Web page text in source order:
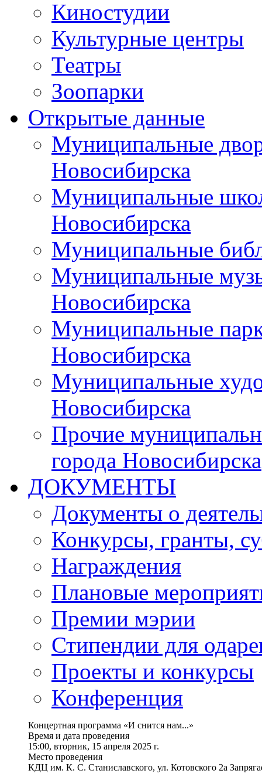
Киностудии
Культурные центры
Театры
Зоопарки
Открытые данные
Муниципальные
Новосибирска
Муниципальные
Новосибирска
Муниципальные
Муниципальные
Новосибирска
Муниципальные
Новосибирска
Муниципальные
Новосибирска
Прочие
города Новосибирска
ДОКУМЕНТЫ
Документы о
Конкурсы, гранты,
Награждения
Плановые
Премии мэрии
Стипендии для
Проекты и конкурсы
Конференция
Концертная программа «И снится нам...»
Время и дата проведения
15:00, вторник, 15 апреля 2025 г.
Место проведения
КДЦ им. К. С. Станиславского, ул. Котовского 2а